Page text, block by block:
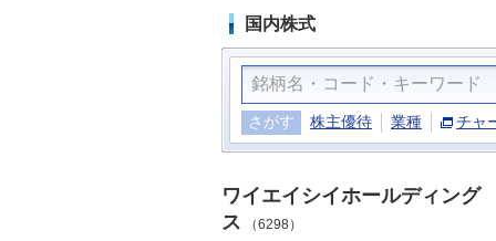
国内株式
さがす 株主優待 業種 チャ
ワイエイシイホールディング
ス （6298）